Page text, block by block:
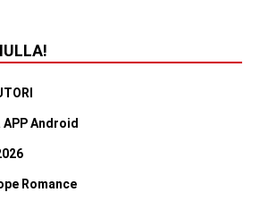
Android
Romance